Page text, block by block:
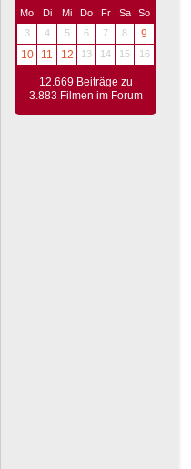
Mo Di Mi Do Fr Sa
So
3
4 5 6 7 8
9
10
11 12 13 14 15 16
12.669 Beiträge zu
3.883 Filmen im Forum